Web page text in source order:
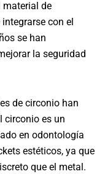
material de
con el
se han
la seguridad
de circonio han
circonio es un
en odontología
estéticos, ya que
que el metal.